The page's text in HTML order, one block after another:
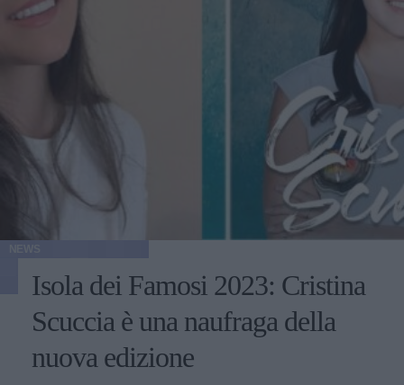
Isola dei Famosi 2023: Cristina
Scuccia è una naufraga della
nuova edizione